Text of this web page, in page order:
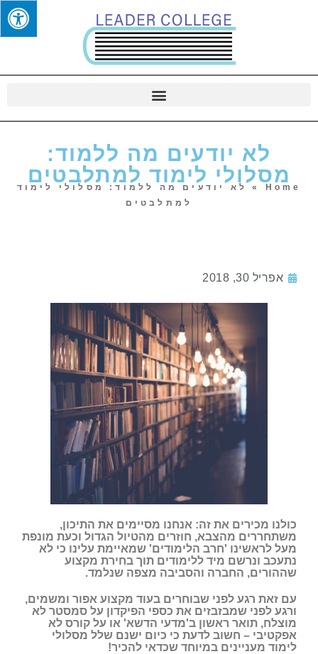
לא יודעים מה ללמוד:
מסלולי לימוד למתלבטים
Home
»
לא יודעים מה ללמוד: מסלולי לימוד
למתלבטים
אפריל 30, 2018
כולנו מכירים את זה: אנחנו מסיימים את התיכון,
משתחררים מהצבא, חוזרים מהטיול הגדול וכעת מונפת
מעל לראשינו 'חרב הלימודים' שמאיימת עלינו כי לא
נתעכב ונרשם מיד ללימודים תוך בחירת מקצוע
שההורים, החברה והסביבה מצפה שנלמד.
עם זאת רגע לפני שבוחרים בעוד מקצוע אפור ומשמים,
ורגע לפני שמבזבזים את כספי הפיקדון על סמסטר לא
מוצלח, תואר ראשון ב'מדעי הדשא' או על קורס לא
אפקטיבי – חשוב לדעת כי כיום ישנם שלל מסלולי
לימוד מעניינים במיוחד שכדאי להכיר!